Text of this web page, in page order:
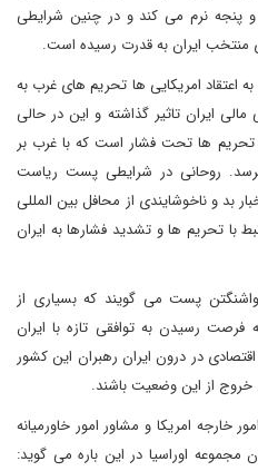
پنجه نرم می کند و در چنین شرایطی
ایران به قدرت رسیده است.
به اعتقاد امریکایی ها تحریم های غرب به
ایران تاثیر گذاشته و این در حالی
ها تحت فشار است که با غرب بر
روحانی در شرایطی پست ریاست
بد و ناخوشایندی از محافل بین المللی
با تحریم ها و تشدید فشارها به ایران
پست می گویند که بسیاری از
فرصت رسیدن به توافقی تازه با ایران
در درون ایران رهبران این کشور
خروج از این وضعیت باشند.
خارجه امریکا و مشاور امور خاورمیانه
مجموعه اوراسیا در این باره می گوید: